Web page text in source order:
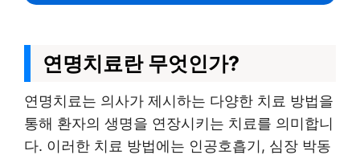
연명치료란 무엇인가?
연명치료는 의사가 제시하는 다양한 치료 방법을
통해 환자의 생명을 연장시키는 치료를 의미합니
다. 이러한 치료 방법에는 인공호흡기, 심장 박동